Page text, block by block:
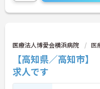
医療法人博愛会横浜病院 医
【高知県／高知市
求人です